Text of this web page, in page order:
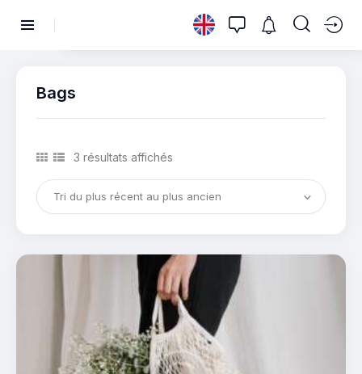
Bags
3 résultats affichés